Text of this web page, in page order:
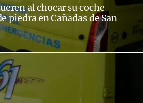
al chocar su coche
piedra en Cañadas de San